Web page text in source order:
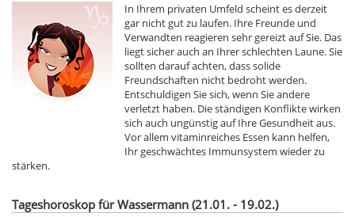
In Ihrem privaten Umfeld scheint es derzeit
gar nicht gut zu laufen. Ihre Freunde und
Verwandten reagieren sehr gereizt auf Sie. Das
liegt sicher auch an Ihrer schlechten Laune. Sie
sollten darauf achten, dass solide
Freundschaften nicht bedroht werden.
Entschuldigen Sie sich, wenn Sie andere
verletzt haben. Die ständigen Konflikte wirken
sich auch ungünstig auf Ihre Gesundheit aus.
Vor allem vitaminreiches Essen kann helfen,
Ihr geschwächtes Immunsystem wieder zu
stärken.
Tageshoroskop für Wassermann (21.01. - 19.02.)